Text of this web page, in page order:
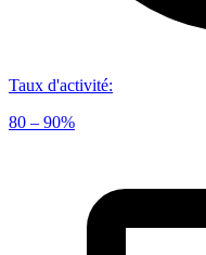
Taux d'activité:
80 – 90%